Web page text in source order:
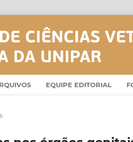
EQUIPE EDITORIAL